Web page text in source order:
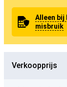
Alleen bij
misbruik
Verkoopprijs